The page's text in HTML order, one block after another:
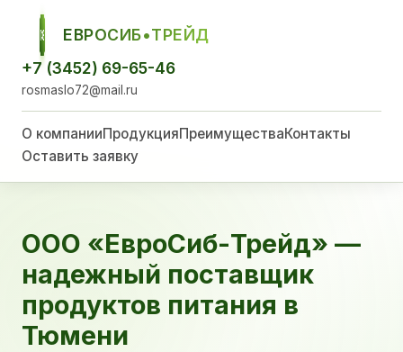
ЕСТ
ЕВРОСИБ•ТРЕЙД
+7 (3452) 69-65-46
rosmaslo72@mail.ru
О компанииПродукцияПреимуществаКонтакты
Оставить заявку
ООО «ЕвроСиб-Трейд» —
надежный поставщик
продуктов питания в
Тюмени